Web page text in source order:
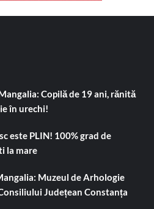
Copilă de 19 ani, rănită
în urechi!
este PLIN! 100% grad de
la mare
Muzeul de Arhologie
Județean Constanța